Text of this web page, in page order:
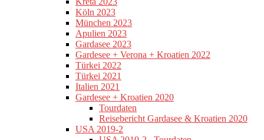
Köln 2023
München 2023
Apulien 2023
Gardasee 2023
Gardesee + Verona + Kroatien 2022
Türkei 2022
Türkei 2021
Italien 2021
Gardesee + Kroatien 2020
Tourdaten
Reisebericht Gardasee & Kroatien 2020
USA 2019-2